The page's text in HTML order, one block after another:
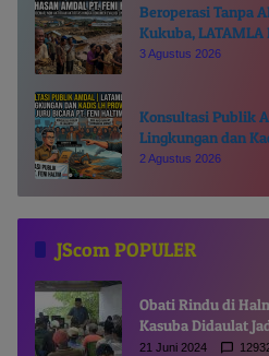
Beroperasi Tanpa
Kukuba, LATAMLA
Diproses Pidana
3 Agustus 2026
Konsultasi Publik
Lingkungan dan
Bicara PT. Feni
2 Agustus 2026
JScom POPULER
Obati Rindu di
Kasuba Didaulat
Gamsungi
21 Juni 2024